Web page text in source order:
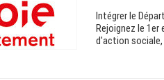
Intégrer le
Rejoignez le
d'action sociale,